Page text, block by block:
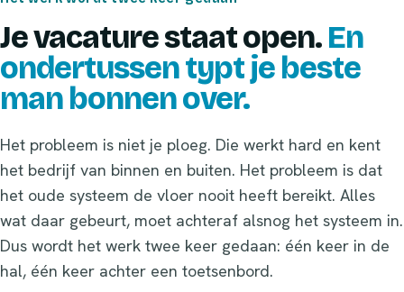
Je vacature staat open.En
ondertussen typt je beste
man bonnen over.
Het probleem is niet je ploeg. Die werkt hard en kent
het bedrijf van binnen en buiten. Het probleem is dat
het oude systeem de vloer nooit heeft bereikt. Alles
wat daar gebeurt, moet achteraf alsnog het systeem in.
Dus wordt het werk twee keer gedaan: één keer in de
hal, één keer achter een toetsenbord.